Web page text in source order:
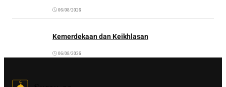
06/08/2026
Kemerdekaan dan Keikhlasan
06/08/2026